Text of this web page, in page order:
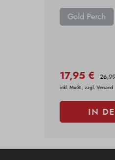
Gold Perch
17,95 €
inkl. MwSt., zzgl. Versand
IN